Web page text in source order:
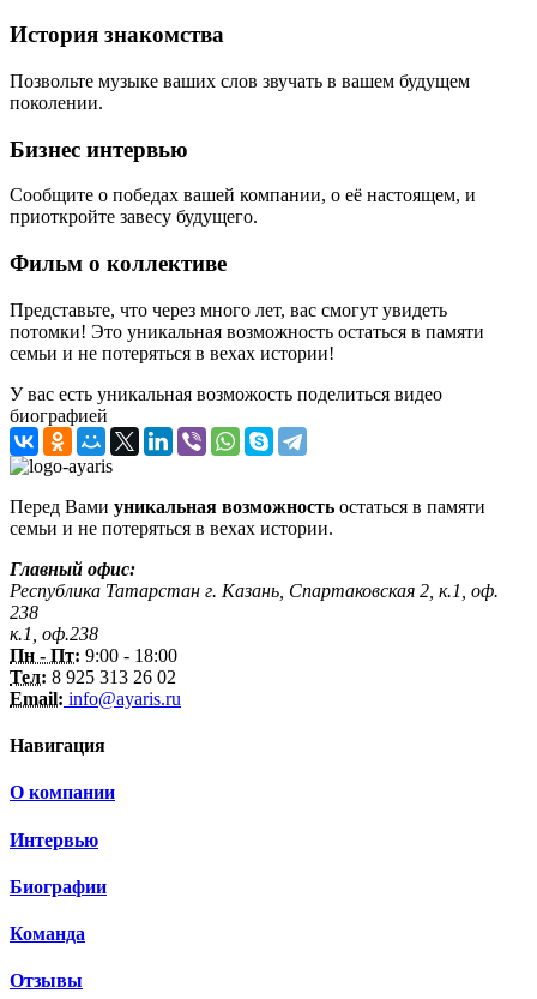
История знакомства
Позвольте музыке ваших слов звучать в вашем будущем
поколении.
Бизнес интервью
Сообщите о победах вашей компании, о её настоящем, и
приоткройте завесу будущего.
Фильм о коллективе
Представьте, что через много лет, вас смогут увидеть
потомки! Это уникальная возможность остаться в памяти
семьи и не потеряться в вехах истории!
У вас есть уникальная возможость поделиться видео
биографией
Перед Вами уникальная возможность остаться в памяти
семьи и не потеряться в вехах истории.
Главный офис:
Республика Татарстан г. Казань, Спартаковская 2, к.1, оф.
238
к.1, оф.238
Пн - Пт: 9:00 - 18:00
Тел: 8 925 313 26 02
Email: info@ayaris.ru
Навигация
О компании
Интервью
Биографии
Команда
Отзывы